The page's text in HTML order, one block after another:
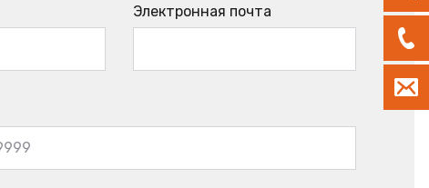
Электронная почта